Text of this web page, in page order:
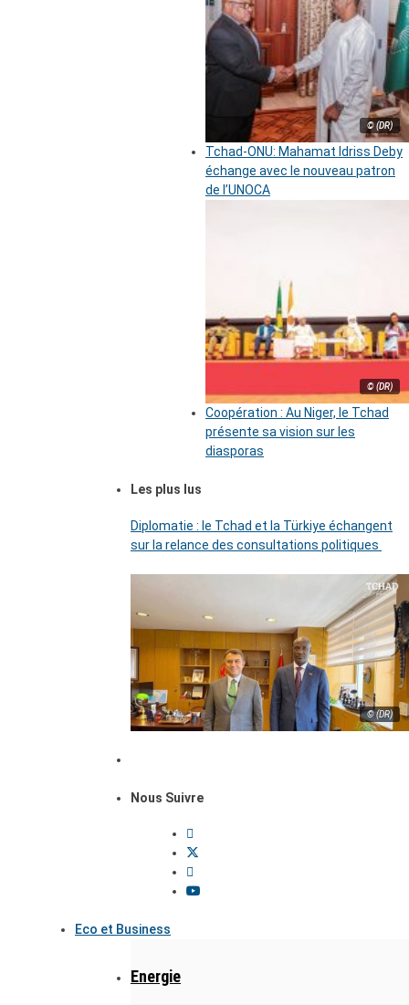
© (DR)
Tchad-ONU: Mahamat Idriss Deby
échange avec le nouveau patron
de l’UNOCA
© (DR)
Coopération : Au Niger, le Tchad
présente sa vision sur les
diasporas
Les plus lus
Diplomatie : le Tchad et la Türkiye échangent
sur la relance des consultations politiques
© (DR)
Nous Suivre
Eco et Business
Energie